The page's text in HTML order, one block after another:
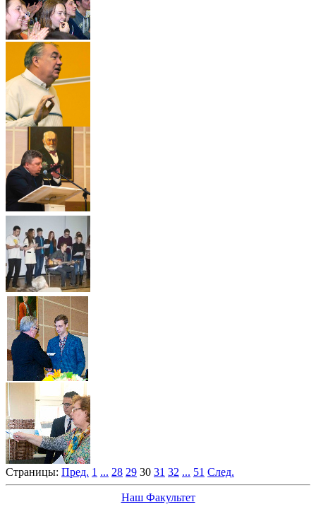
Страницы: Пред. 1 ... 28 29 30 31 32 ... 51 След.
Наш Факультет